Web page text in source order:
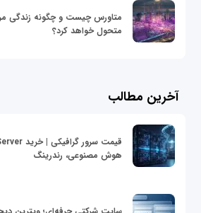
متاورس چیست و چگونه زندگی
متحول خواهد کرد؟
آخرین مطالب
هوش مصنوعی، رندرینگ